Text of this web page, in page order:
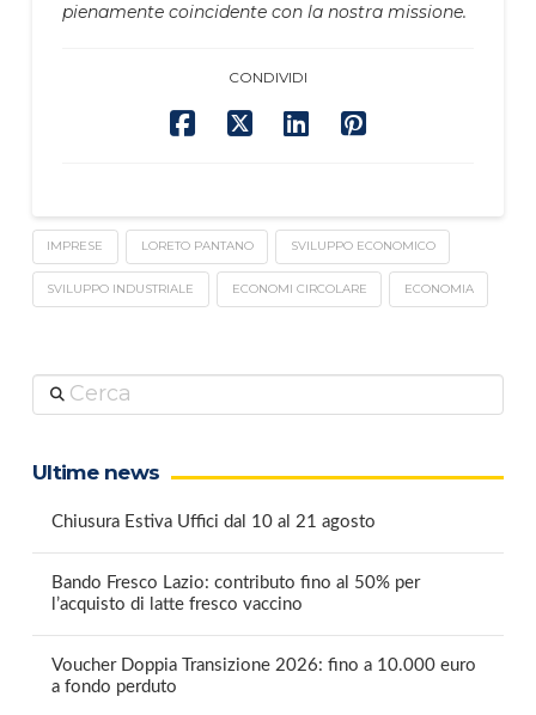
pienamente coincidente con la nostra missione.
CONDIVIDI
IMPRESE LORETO PANTANO SVILUPPO ECONOMICO
SVILUPPO INDUSTRIALE ECONOMI CIRCOLARE ECONOMIA
Cerca
Ultime news
Chiusura Estiva Uffici dal 10 al 21 agosto
Bando Fresco Lazio: contributo fino al 50% per
l’acquisto di latte fresco vaccino
Voucher Doppia Transizione 2026: fino a 10.000 euro
a fondo perduto